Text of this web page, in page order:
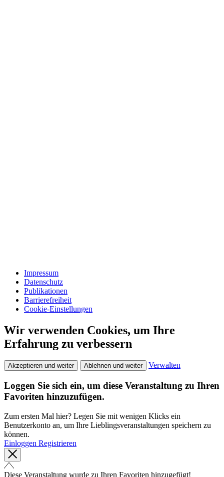
Impressum
Datenschutz
Publikationen
Barrierefreiheit
Cookie-Einstellungen
Wir verwenden Cookies, um Ihre
Erfahrung zu verbessern
Akzeptieren und weiter Ablehnen und weiter Verwalten
Loggen Sie sich ein, um diese Veranstaltung zu Ihren
Favoriten hinzuzufügen.
Zum ersten Mal hier? Legen Sie mit wenigen Klicks ein
Benutzerkonto an, um Ihre Lieblingsveranstaltungen speichern zu
können.
Einloggen Registrieren
Diese Veranstaltung wurde zu Ihren Favoriten hinzugefügt!